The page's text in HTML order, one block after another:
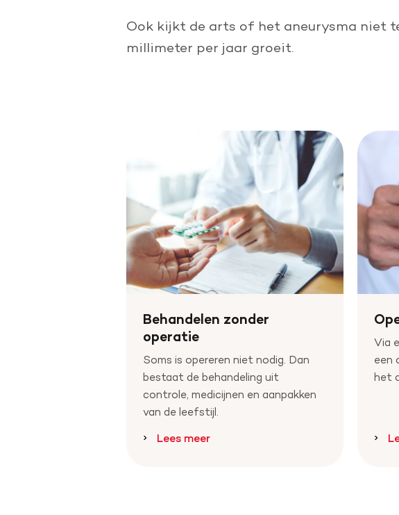
Ook kijkt de arts of het aneurysma niet
millimeter per jaar groeit.
Behandelen zonder
operatie
Soms is opereren niet nodig. Dan
bestaat de behandeling uit
controle, medicijnen en aanpakken
van de leefstijl.
Lees meer
Via
een
het